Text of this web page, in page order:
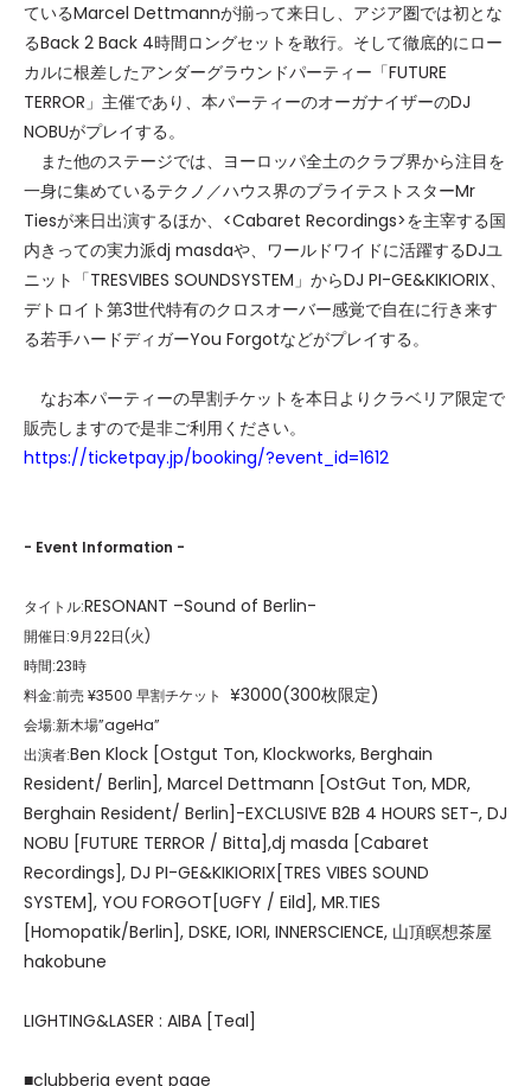
ているMarcel Dettmannが揃って来日し、アジア圏では初とな
るBack 2 Back 4時間ロングセットを敢行。そして徹底的にロー
カルに根差したアンダーグラウンドパーティー「FUTURE
TERROR」主催であり、本パーティーのオーガナイザーのDJ
NOBUがプレイする。
また他のステージでは、ヨーロッパ全土のクラブ界から注目を
一身に集めているテクノ／ハウス界のブライテストスターMr
Tiesが来日出演するほか、<Cabaret Recordings>を主宰する国
内きっての実力派dj masdaや、ワールドワイドに活躍するDJユ
ニット「TRESVIBES SOUNDSYSTEM」からDJ PI-GE&KIKIORIX、
デトロイト第3世代特有のクロスオーバー感覚で自在に行き来す
る若手ハードディガーYou Forgotなどがプレイする。
なお本パーティーの早割チケットを本日よりクラベリア限定で
販売しますので是非ご利用ください。
https://ticketpay.jp/booking/?event_id=1612
- Event Information -
タイトル:RESONANT –Sound of Berlin-
開催日:9月22日(火)
時間:23時
料金:前売 ¥3500 早割チケット ¥3000(300枚限定)
会場:新木場”ageHa”
出演者:Ben Klock [Ostgut Ton, Klockworks, Berghain
Resident/ Berlin], Marcel Dettmann [OstGut Ton, MDR,
Berghain Resident/ Berlin]-EXCLUSIVE B2B 4 HOURS SET-, DJ
NOBU [FUTURE TERROR / Bitta],dj masda [Cabaret
Recordings], DJ PI-GE&KIKIORIX[TRES VIBES SOUND
SYSTEM], YOU FORGOT[UGFY / Eild], MR.TIES
[Homopatik/Berlin], DSKE, IORI, INNERSCIENCE, 山頂瞑想茶屋
hakobune
LIGHTING&LASER : AIBA [Teal]
■clubberia event page